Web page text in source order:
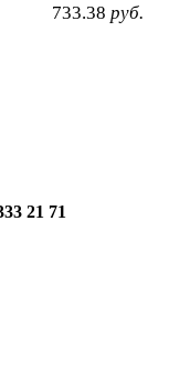
733.38 руб.
21 71